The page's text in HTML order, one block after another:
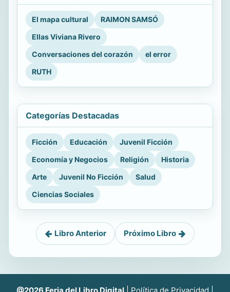
El mapa cultural
RAIMON SAMSÓ
Ellas Viviana Rivero
Conversaciones del corazón
el error
RUTH
Categorías Destacadas
Ficción Educación
Juvenil Ficción
Economía y Negocios
Religión
Historia
Arte
Juvenil No Ficción
Salud
Ciencias Sociales
Libro Anterior Próximo Libro